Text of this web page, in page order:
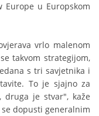
u Europskom
vrlo malenom
takvom strategijom,
s tri savjetnika i
To je sjajno za
je stvar", kaže
dopusti generalnim